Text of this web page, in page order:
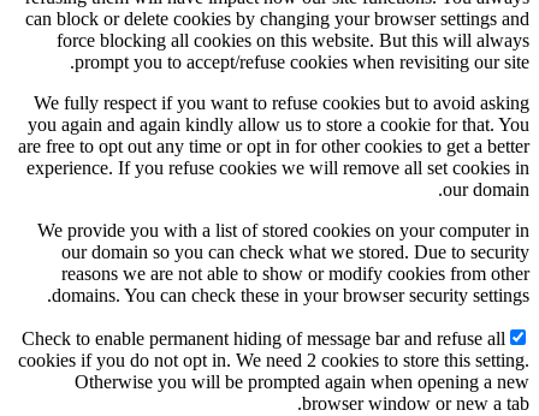
can block or delete cookies by changing your browser settings and
force blocking all cookies on this website. But this will always
prompt you to accept/refuse cookies when revisiting our site.
We fully respect if you want to refuse cookies but to avoid asking
you again and again kindly allow us to store a cookie for that. You
are free to opt out any time or opt in for other cookies to get a better
experience. If you refuse cookies we will remove all set cookies in
our domain.
We provide you with a list of stored cookies on your computer in
our domain so you can check what we stored. Due to security
reasons we are not able to show or modify cookies from other
domains. You can check these in your browser security settings.
Check to enable permanent hiding of message bar and refuse all
cookies if you do not opt in. We need 2 cookies to store this setting.
Otherwise you will be prompted again when opening a new
browser window or new a tab.